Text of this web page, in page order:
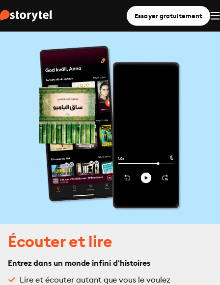
Essayer gratuitement
Écouter et lire
Entrez dans un monde infini d'histoires
Lire et écouter autant que vous le voulez